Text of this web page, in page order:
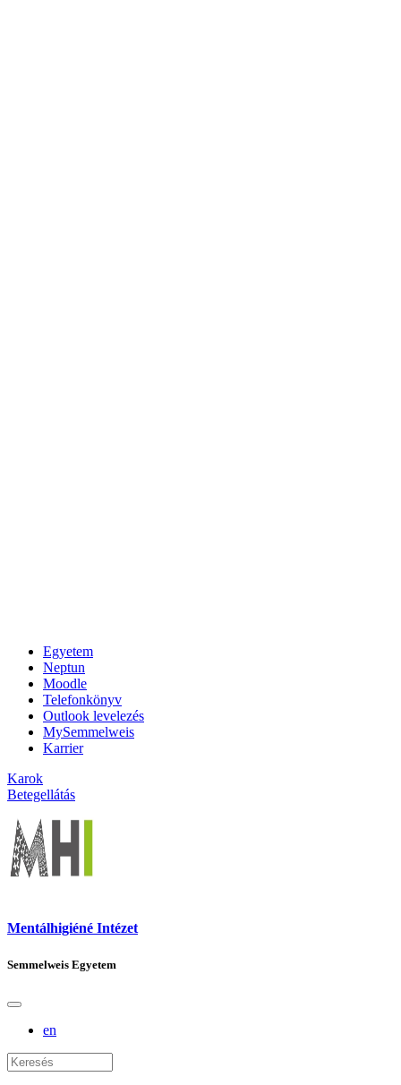
Egyetem
Neptun
Moodle
Telefonkönyv
Outlook levelezés
MySemmelweis
Karrier
Karok
Betegellátás
Mentálhigiéné Intézet
Semmelweis Egyetem
en